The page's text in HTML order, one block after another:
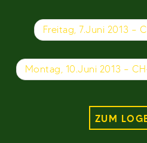
Freitag, 7.Juni 2013 –
Montag, 10.Juni 2013 –
ZUM